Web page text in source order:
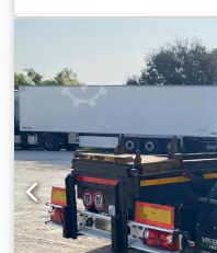
120,000 กก.,